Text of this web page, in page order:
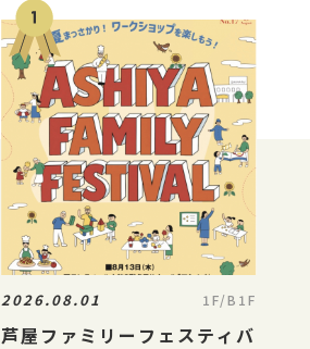
2026.08.01 1F/B1F
芦屋ファミリーフェスティバ